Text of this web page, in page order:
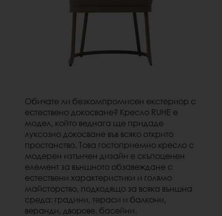
Обичате ли безкомпромисен екстериор с
естествено докосване? Кресло RUHE е
модел, който веднага ще придаде
луксозно докосване във всяко открито
простанство. Това гостоприемно кресло с
модерен изтънчен дизайн е скъпоценен
елемент за външното обзавеждане с
естествени характеристики и голямо
майсторство, подходящо за всяка външна
среда: градини, тераси и балкони,
веранди, дворове, басейни.